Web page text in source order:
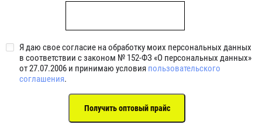
Я даю свое согласие на обработку моих персональных данных
в соответствии с законом № 152-ФЗ «О персональных данных»
от 27.07.2006 и принимаю условия пользовательского
соглашения.